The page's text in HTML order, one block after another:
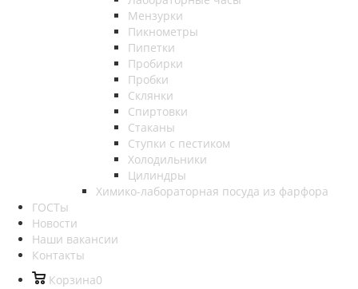
Мензурки
Пикнометры
Пипетки
Пробирки
Пробки
Склянки
Спиртовки
Стаканы
Ступки с пестиком
Холодильники
Цилиндры
Химико-лабораторная посуда из фарфора
ГОСТы
Новости
Наши вакансии
Контакты
Корзина0